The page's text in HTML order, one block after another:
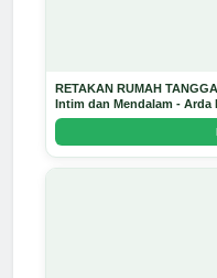
RETAKAN RUMAH
Intim dan Mendalam - Arda